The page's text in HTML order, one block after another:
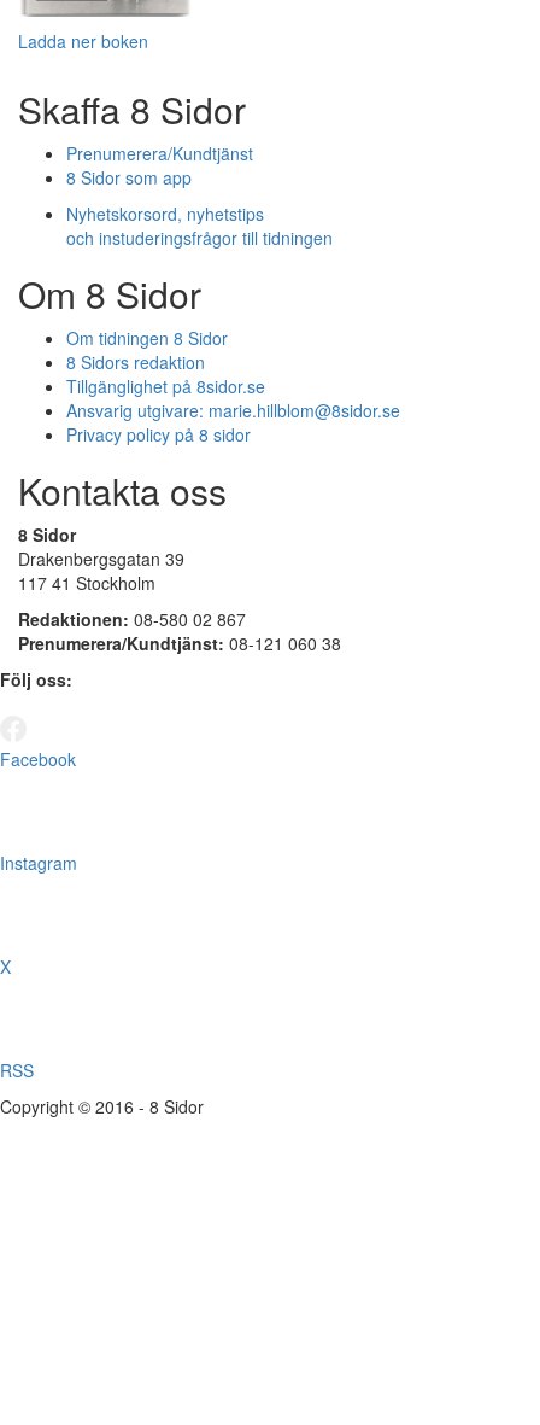
Ladda ner boken
Skaffa 8 Sidor
Prenumerera/Kundtjänst
8 Sidor som app
Nyhetskorsord, nyhetstips
och instuderingsfrågor till tidningen
Om 8 Sidor
Om tidningen 8 Sidor
8 Sidors redaktion
Tillgänglighet på 8sidor.se
Ansvarig utgivare: marie.hillblom@8sidor.se
Privacy policy på 8 sidor
Kontakta oss
8 Sidor
Drakenbergsgatan 39
117 41 Stockholm
Redaktionen: 08-580 02 867
Prenumerera/Kundtjänst: 08-121 060 38
Följ oss:
Facebook
Instagram
X
RSS
Copyright © 2016 - 8 Sidor